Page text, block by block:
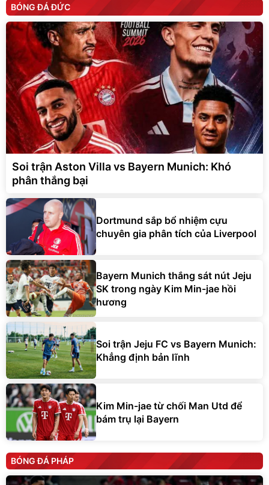
BÓNG ĐÁ ĐỨC
Soi trận Aston Villa vs Bayern Munich: Khó
phân thắng bại
Dortmund sắp bổ nhiệm cựu
chuyên gia phân tích của Liverpool
Bayern Munich thắng sát nút Jeju
SK trong ngày Kim Min-jae hồi
hương
Soi trận Jeju FC vs Bayern Munich:
Khẳng định bản lĩnh
Kim Min-jae từ chối Man Utd để
bám trụ lại Bayern
BÓNG ĐÁ PHÁP